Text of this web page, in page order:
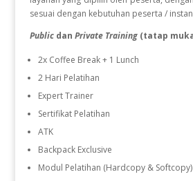
sesuai dengan kebutuhan peserta /
Publicdan Private Training (tatap
2x Coffee Break + 1 Lunch
2 Hari Pelatihan
Expert Trainer
Sertifikat Pelatihan
ATK
Backpack Exclusive
Modul Pelatihan (Hardcopy & Softcopy)